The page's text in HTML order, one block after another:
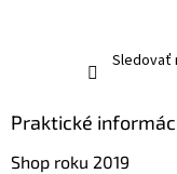
Sledovať
Praktické
Shop roku 2019